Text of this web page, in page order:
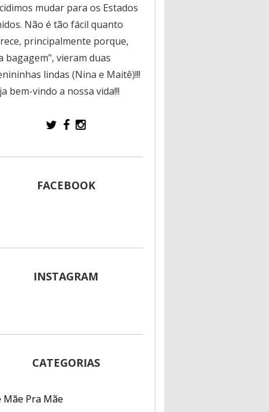
mudar para os Estados
Não é tão fácil quanto
principalmente porque,
bagagem", vieram duas
lindas (Nina e Maitê)!!!
bem-vindo a nossa vida!!!
FACEBOOK
INSTAGRAM
CATEGORIAS
Mãe Pra Mãe